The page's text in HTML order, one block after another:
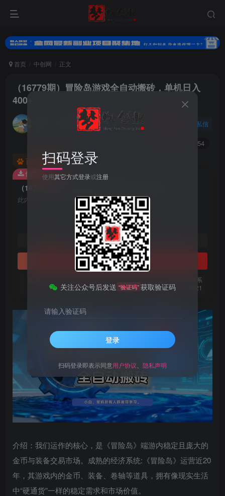
首页 中创网 正文
（16779期）冒险岛游戏全自动搬砖，单机日入
400+
私信
54
百度已收录
（16779期）冒险岛游戏全自动搬砖，单机日入400+
此内容为付费资源，请付费后查看
梦币9.9
梦币1 钻石会员
立即购买
您当前未登录！建议登陆后购买，可保存购买订单。微信支付联系
微信：chen185599521
付费资源
介绍：我们运作的核心，是《冒险岛》端游内稳定且庞大的
金币与装备交易市场。成熟的经济系统:《冒险岛》运营近20
年，其游戏内的金币、装备、卷轴等道具，拥有像现实生活
中“硬通货”一样的稳定需求和市场价值。
扫码登录
使用其它方式登录或注册
关注公众号后发送 “验证码” 获取验证码
请输入验证码
登录
扫码登录即表示同意用户协议 隐私声明